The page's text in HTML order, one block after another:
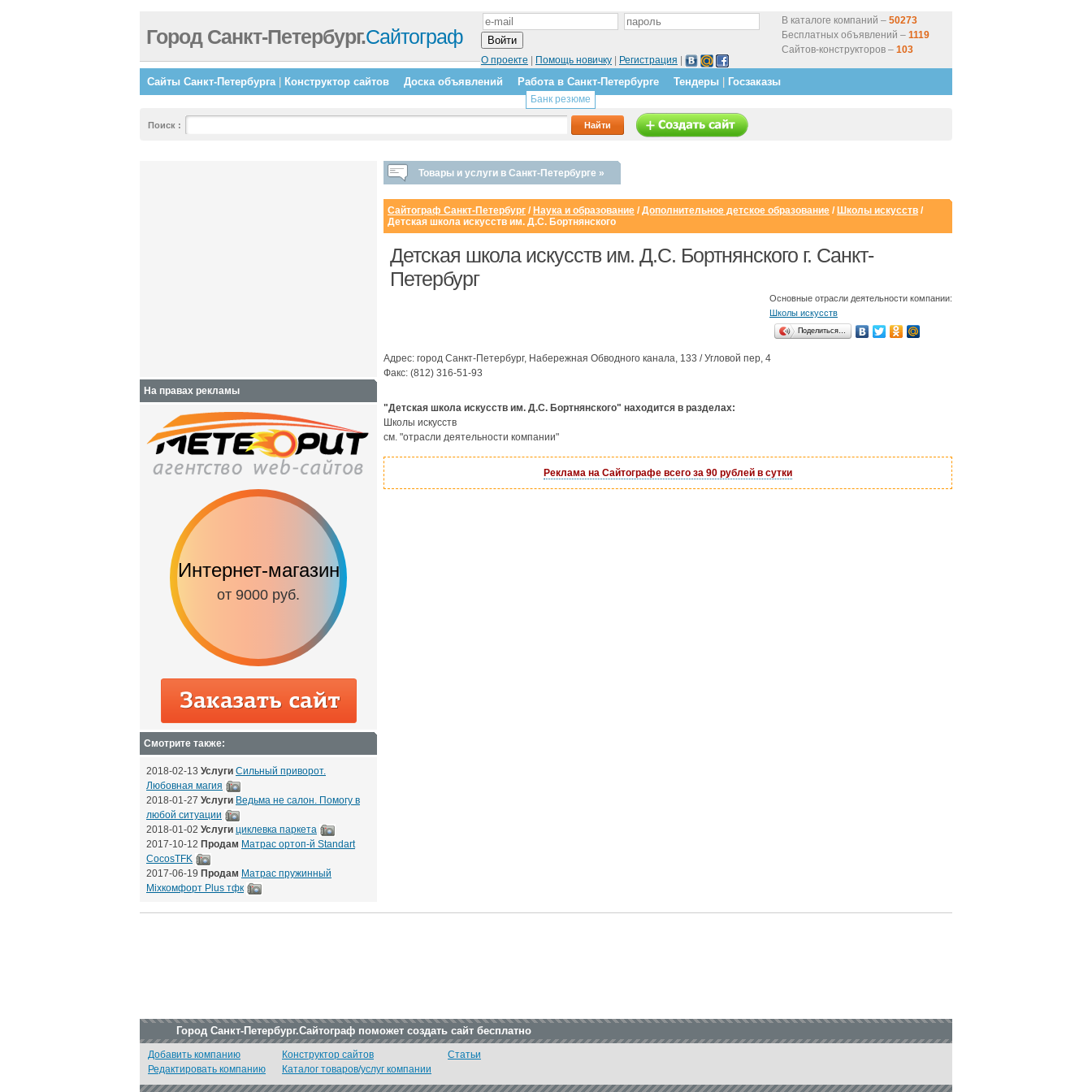
В каталоге компаний – 50273
Бесплатных объявлений – 1119
Сайтов-конструкторов – 103
О проекте
Помощь новичку Регистрация
Город Санкт-Петербург.Сайтограф
Сайты Санкт-Петербурга| Конструктор сайтов Доска объявлений Работа в Санкт-Петербурге
Банк резюме
Тендеры Госзаказы
Поиск :
Товары и услуги в Санкт-Петербурге »
Сайтограф Санкт-Петербург / Наука и образование / Дополнительное детское образование / Школы искусств /
Детская школа искусств им. Д.С. Бортнянского
Детская школа искусств им. Д.С. Бортнянского г. Санкт-
Петербург
Основные отрасли деятельности компании:
Школы искусств
Поделиться…
Адрес: город Санкт-Петербург, Набережная Обводного канала, 133 / Угловой пер, 4
Факс: (812) 316-51-93
"Детская школа искусств им. Д.С. Бортнянского" находится в разделах:
Школы искусств
см. "отрасли деятельности компании"
Реклама на Сайтографе всего за 90 рублей в сутки
На правах рекламы
Интернет-магазин
от 9000 руб.
Сайт-визитка
от 3500 руб.
Смотрите также:
2018-02-13 Услуги Сильный приворот.
Любовная магия
2018-01-27 Услуги Ведьма не салон. Помогу в
любой ситуации
2018-01-02 Услуги циклевка паркета
2017-10-12 Продам Матрас ортоп-й Standart
CocosTFK
2017-06-19 Продам Матрас пружинный
Mixкомфорт Plus тфк
Город Санкт-Петербург.Сайтограф поможет создать сайт бесплатно
Добавить компанию
Редактировать компанию
Конструктор сайтов
Каталог товаров/услуг компании
Статьи